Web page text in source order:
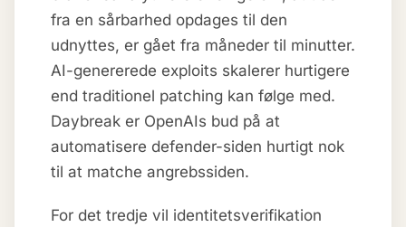
fra en sårbarhed opdages til den
udnyttes, er gået fra måneder til minutter.
AI-genererede exploits skalerer hurtigere
end traditionel patching kan følge med.
Daybreak er OpenAIs bud på at
automatisere defender-siden hurtigt nok
til at matche angrebssiden.
For det tredje vil identitetsverifikation